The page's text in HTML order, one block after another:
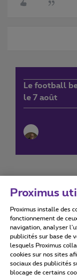
Le football
le 7 août
Conditions
Tous droits réservés.
Proximus
Proximus installe des
fonctionnement de
navigation, analyser
publicités sur base de
lesquels Proximus
cookies sur nos sites
sociaux des publicités
blocage de certains